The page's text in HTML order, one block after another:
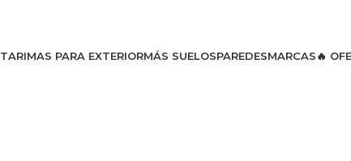
TARIMAS PARA EXTERIORMÁS SUELOSPAREDESMARCAS🔥